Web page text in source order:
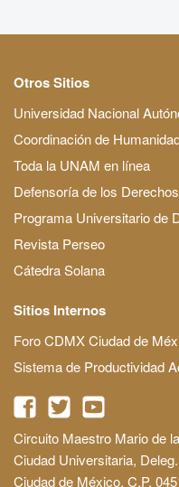
Otros Sitios
Universidad Nacional
Coordinación de
Toda la UNAM en línea
Defensoría de los
Programa Universitario de
Revista Perseo
Cátedra Solana
Sitios Internos
Foro CDMX Ciudad de
Sistema de Productividad
Circuito Maestro Mario de
Ciudad Universitaria,
Ciudad de México, C.P.